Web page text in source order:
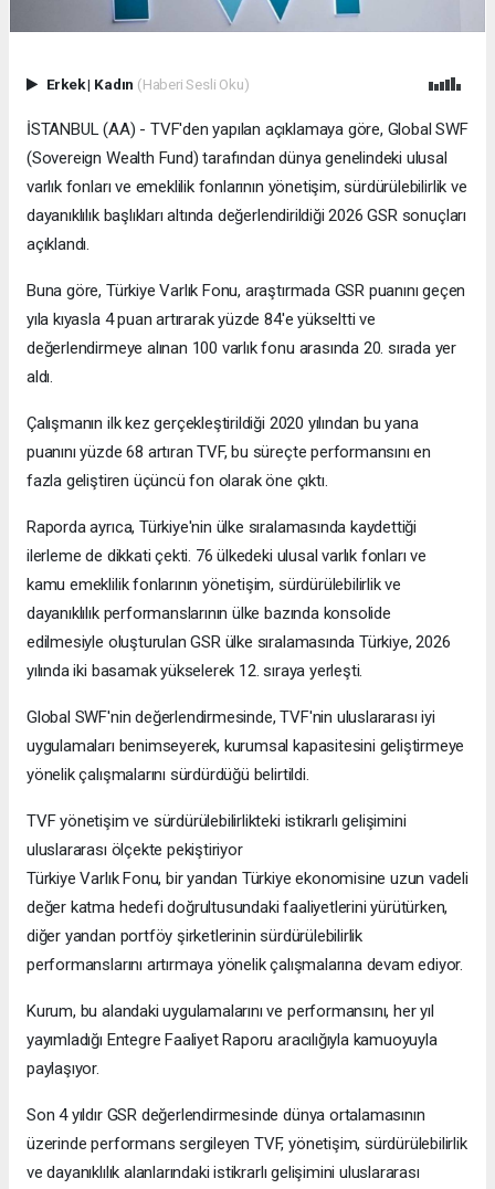
Erkek| Kadın (Haberi Sesli Oku)
İSTANBUL (AA) - TVF'den yapılan açıklamaya göre, Global SWF
(Sovereign Wealth Fund) tarafından dünya genelindeki ulusal
varlık fonları ve emeklilik fonlarının yönetişim, sürdürülebilirlik ve
dayanıklılık başlıkları altında değerlendirildiği 2026 GSR sonuçları
açıklandı.
Buna göre, Türkiye Varlık Fonu, araştırmada GSR puanını geçen
yıla kıyasla 4 puan artırarak yüzde 84'e yükseltti ve
değerlendirmeye alınan 100 varlık fonu arasında 20. sırada yer
aldı.
Çalışmanın ilk kez gerçekleştirildiği 2020 yılından bu yana
puanını yüzde 68 artıran TVF, bu süreçte performansını en
fazla geliştiren üçüncü fon olarak öne çıktı.
Raporda ayrıca, Türkiye'nin ülke sıralamasında kaydettiği
ilerleme de dikkati çekti. 76 ülkedeki ulusal varlık fonları ve
kamu emeklilik fonlarının yönetişim, sürdürülebilirlik ve
dayanıklılık performanslarının ülke bazında konsolide
edilmesiyle oluşturulan GSR ülke sıralamasında Türkiye, 2026
yılında iki basamak yükselerek 12. sıraya yerleşti.
Global SWF'nin değerlendirmesinde, TVF'nin uluslararası iyi
uygulamaları benimseyerek, kurumsal kapasitesini geliştirmeye
yönelik çalışmalarını sürdürdüğü belirtildi.
TVF yönetişim ve sürdürülebilirlikteki istikrarlı gelişimini
uluslararası ölçekte pekiştiriyor
Türkiye Varlık Fonu, bir yandan Türkiye ekonomisine uzun vadeli
değer katma hedefi doğrultusundaki faaliyetlerini yürütürken,
diğer yandan portföy şirketlerinin sürdürülebilirlik
performanslarını artırmaya yönelik çalışmalarına devam ediyor.
Kurum, bu alandaki uygulamalarını ve performansını, her yıl
yayımladığı Entegre Faaliyet Raporu aracılığıyla kamuoyuyla
paylaşıyor.
Son 4 yıldır GSR değerlendirmesinde dünya ortalamasının
üzerinde performans sergileyen TVF, yönetişim, sürdürülebilirlik
ve dayanıklılık alanlarındaki istikrarlı gelişimini uluslararası